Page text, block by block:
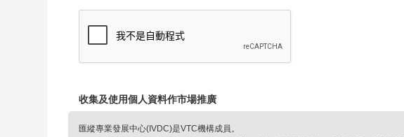
收集及使用個人資料作市場推廣
匯縱專業發展中心(IVDC)是VTC機構成員。